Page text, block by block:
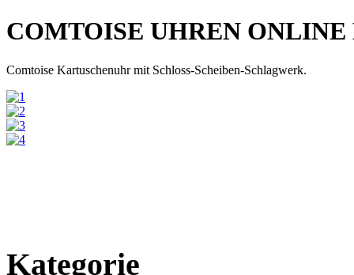
COMTOISE UHREN ONLINE
Comtoise Kartuschenuhr mit Schloss-Scheiben-Schlagwerk.
Kategorie